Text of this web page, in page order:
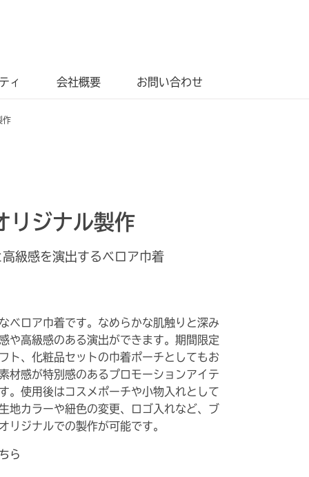
ィ 会社概要 お問い合わせ
作
ジナル製作
級感を演出するベロア巾着
ベロア巾着です。なめらかな肌触りと深み
や高級感のある演出ができます。期間限定
ト、化粧品セットの巾着ポーチとしてもお
材感が特別感のあるプロモーションアイテ
。使用後はコスメポーチや小物入れとして
地カラーや紐色の変更、ロゴ入れなど、ブ
リジナルでの製作が可能です。
ら